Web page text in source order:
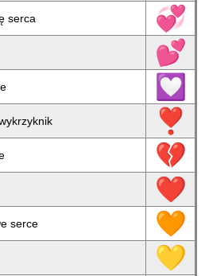
serca 💞
💕
💟
❣
💔
❤
serce 🧡
💛